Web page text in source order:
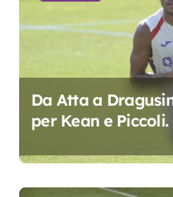
Da Atta a
per Kean e
oscar del